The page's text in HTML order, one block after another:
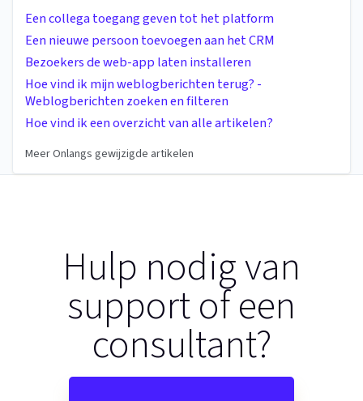
Een collega toegang geven tot het platform
Een nieuwe persoon toevoegen aan het CRM
Bezoekers de web-app laten installeren
Hoe vind ik mijn weblogberichten terug? -
Weblogberichten zoeken en filteren
Hoe vind ik een overzicht van alle artikelen?
Meer Onlangs gewijzigde artikelen
Hulp nodig van
support of een
consultant?